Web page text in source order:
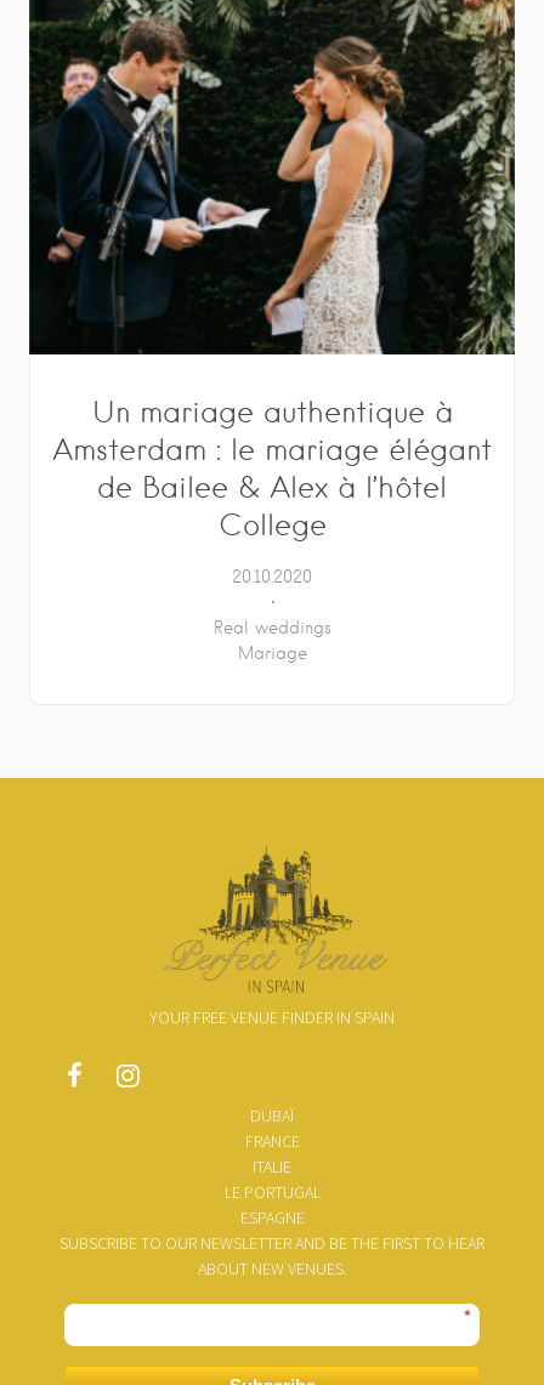
Un mariage authentique à
Amsterdam : le mariage élégant
de Bailee & Alex à l’hôtel
College
20.10.2020
Real weddings
Mariage
YOUR FREE VENUE FINDER IN SPAIN
DUBAÏ
FRANCE
ITALIE
LE PORTUGAL
ESPAGNE
SUBSCRIBE TO OUR NEWSLETTER AND BE THE FIRST TO HEAR
ABOUT NEW VENUES.
*